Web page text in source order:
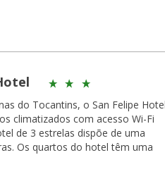
do Tocantins, o San Felipe
climatizados com acesso Wi-Fi
de 3 estrelas dispõe de uma
uma